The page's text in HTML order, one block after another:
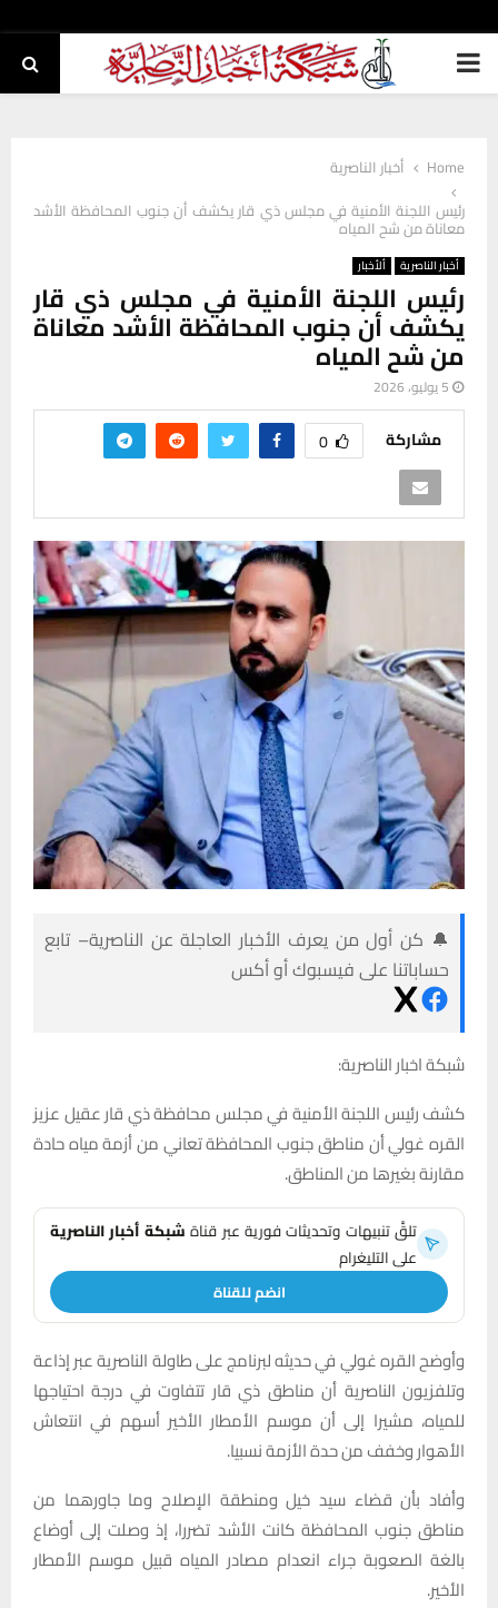
PRIMARY
Home
أخبار الناصرية
رئيس اللجنة الأمنية في مجلس ذي قار يكشف أن جنوب المحافظة الأشد
معاناة من شح المياه
أخبار الناصرية ألأخبار
رئيس اللجنة الأمنية في مجلس ذي قار
يكشف أن جنوب المحافظة الأشد معاناة
من شح المياه
5 يوليو، 2026
مشاركة 0
🔔 كن أول من يعرف الأخبار العاجلة عن الناصرية– تابع
حساباتنا على فيسبوك أو أكس
شبكة اخبار الناصرية:
كشف رئيس اللجنة الأمنية في مجلس محافظة ذي قار عقيل عزيز
القره غولي أن مناطق جنوب المحافظة تعاني من أزمة مياه حادة
مقارنة بغيرها من المناطق.
تلقَّ تنبيهات وتحديثات فورية عبر قناةشبكة أخبار الناصرية
على التليغرام
انضم للقناة
وأوضح القره غولي في حديثه لبرنامج على طاولة الناصرية عبر إذاعة
وتلفزيون الناصرية أن مناطق ذي قار تتفاوت في درجة احتياجها
للمياه، مشيرا إلى أن موسم الأمطار الأخير أسهم في انتعاش
الأهوار وخفف من حدة الأزمة نسبيا.
وأفاد بأن قضاء سيد خيل ومنطقة الإصلاح وما جاورهما من
مناطق جنوب المحافظة كانت الأشد تضررا، إذ وصلت إلى أوضاع
بالغة الصعوبة جراء انعدام مصادر المياه قبيل موسم الأمطار
الأخير.